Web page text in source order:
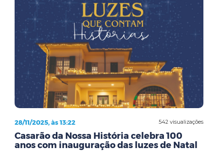
542 visualizações
28/11/2025, às 13:22
Casarão da Nossa História celebra 100
anos com inauguração das luzes de Natal